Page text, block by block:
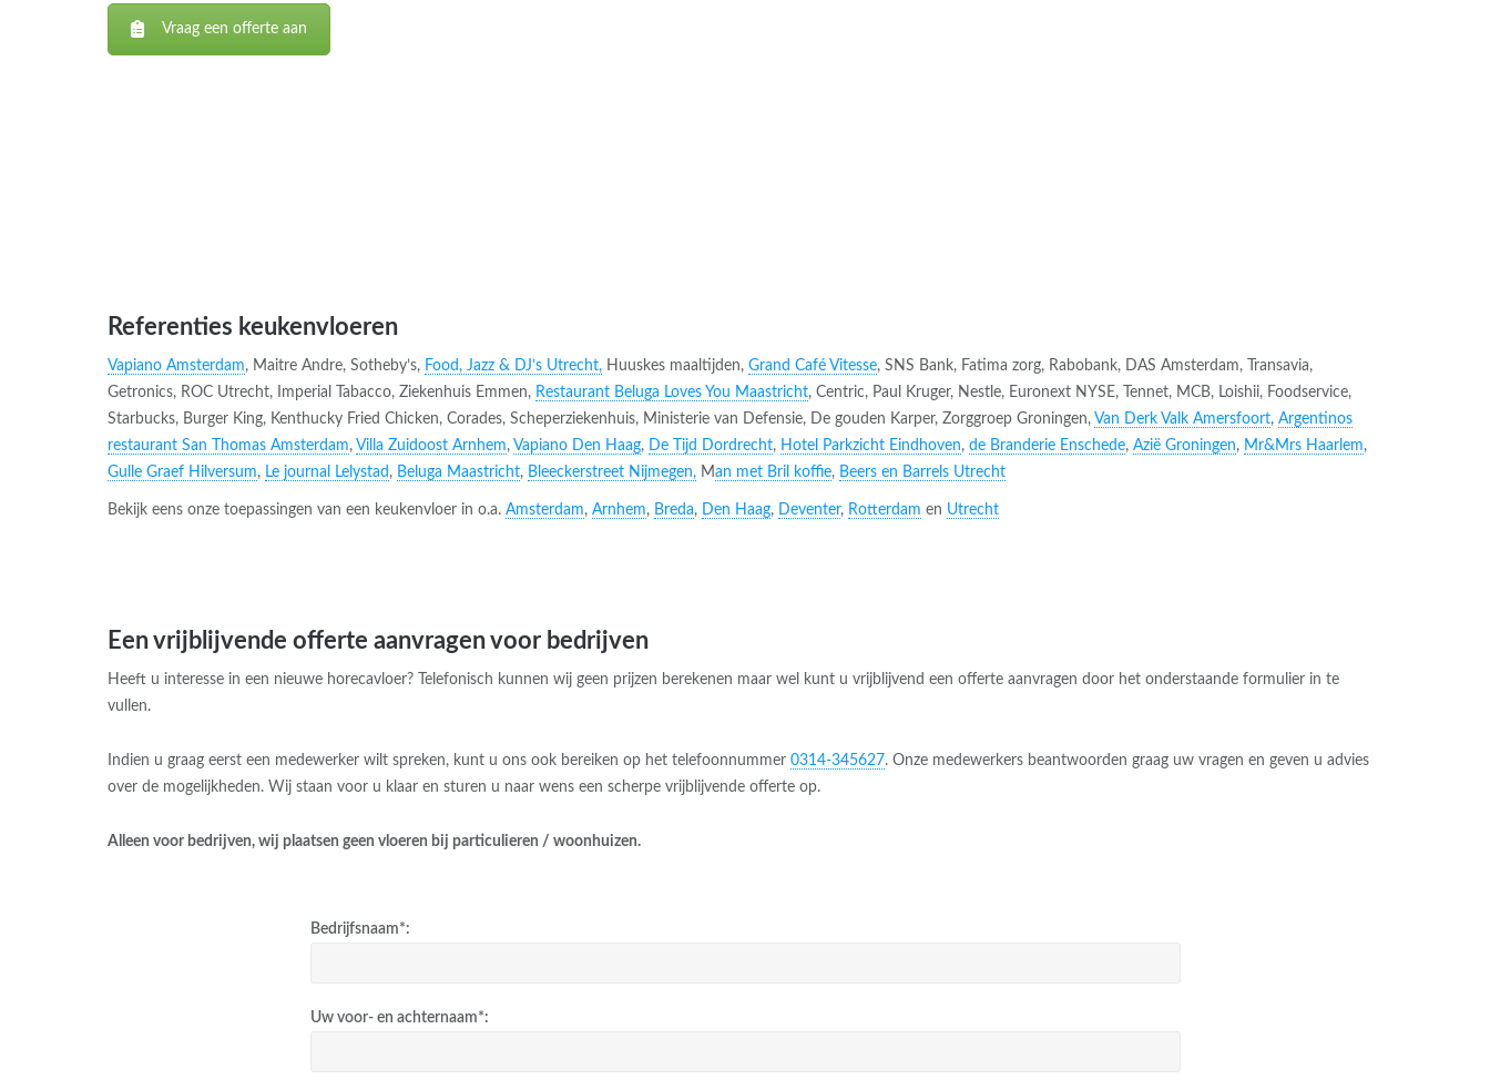
Vraag een offerte aan
Referenties keukenvloeren
Vapiano Amsterdam, Maitre Andre, Sotheby’s, Food, Jazz & DJ’s Utrecht,Huuskes maaltijden, Grand Café Vitesse, SNS Bank, Fatima zorg, Rabobank, DAS Amsterdam, Transavia,
Getronics, ROC Utrecht, Imperial Tabacco, Ziekenhuis Emmen, Restaurant Beluga Loves You Maastricht, Centric, Paul Kruger, Nestle, Euronext NYSE, Tennet, MCB, Loishii, Foodservice,
Starbucks, Burger King, Kenthucky Fried Chicken, Corades, Scheperziekenhuis, Ministerie van Defensie, De gouden Karper, Zorggroep Groningen, Van Derk Valk Amersfoort, Argentinos
restaurant San Thomas Amsterdam, Villa Zuidoost Arnhem, Vapiano Den Haag, De Tijd Dordrecht, Hotel Parkzicht Eindhoven, de Branderie Enschede, Azië Groningen, Mr&Mrs Haarlem,
Gulle Graef Hilversum, Le journal Lelystad , Beluga Maastricht, Bleeckerstreet Nijmegen,Man met Bril koffie, Beers en Barrels Utrecht
Bekijk eens onze toepassingen van een keukenvloer in o.a. Amsterdam, Arnhem, Breda, Den Haag, Deventer, Rotterdam en Utrecht
Een vrijblijvende offerte aanvragen voor bedrijven
Heeft u interesse in een nieuwe horecavloer? Telefonisch kunnen wij geen prijzen berekenen maar wel kunt u vrijblijvend een offerte aanvragen door het onderstaande formulier in te
vullen.
Indien u graag eerst een medewerker wilt spreken, kunt u ons ook bereiken op het telefoonnummer 0314-345627. Onze medewerkers beantwoorden graag uw vragen en geven u advies
over de mogelijkheden. Wij staan voor u klaar en sturen u naar wens een scherpe vrijblijvende offerte op.
Alleen voor bedrijven, wij plaatsen geen vloeren bij particulieren / woonhuizen.
Bedrijfsnaam*:
Uw voor- en achternaam*: